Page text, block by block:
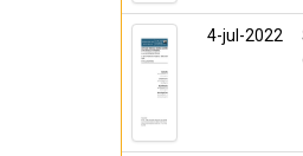
4-jul-2022